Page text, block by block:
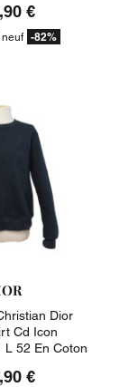
€
-82%
Dior
Cd Icon
L 52 En Coton
€